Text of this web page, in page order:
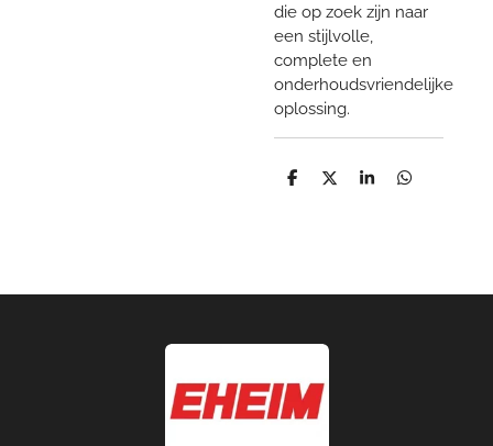
die op zoek zijn naar
een stijlvolle,
complete en
onderhoudsvriendelijke
oplossing.
D
D
S
D